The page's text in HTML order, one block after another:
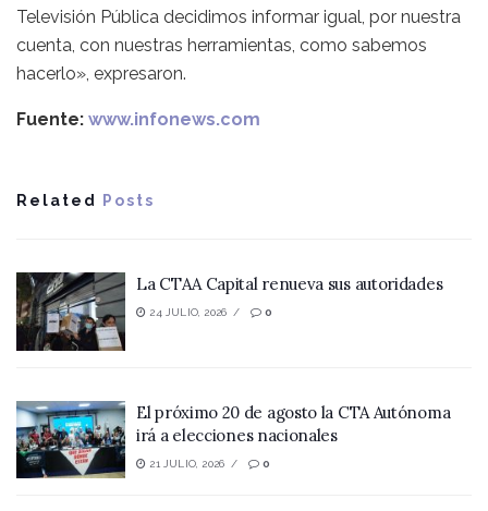
Televisión Pública decidimos informar igual, por nuestra
cuenta, con nuestras herramientas, como sabemos
hacerlo», expresaron.
Fuente: www.infonews.com
Related Posts
La CTAA Capital renueva sus autoridades
24 JULIO, 2026 0
El próximo 20 de agosto la CTA Autónoma
irá a elecciones nacionales
21 JULIO, 2026 0